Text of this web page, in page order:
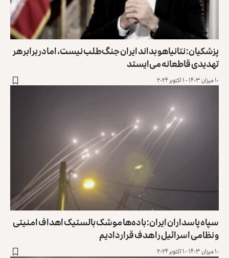
پزشکیان: نتانیاهو بداند ایران جنگ‌طلب نیست، اما در برابر هر
تهدیدی قاطعانه می‌ایستد
۱۰ میزان ۱۴۰۳ - ۱ اکتوبر ۲۰۲۴
سپاه پاسداران ایران: با ده‌ها موشک بالستیک اهداف امنیتی
و نظامی اسرائیل را هدف قرار دادیم
۱۰ میزان ۱۴۰۳ - ۱ اکتوبر ۲۰۲۴